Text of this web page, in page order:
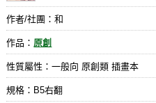
作者/社團：和
作品：原創
性質屬性：一般向 原創類 插畫本
規格：B5右翻